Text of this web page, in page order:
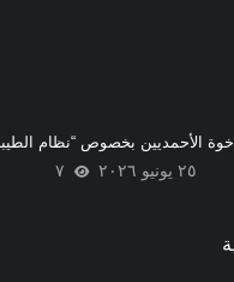
الأحمديين بخصوص “نظام
٢٥ يونيو ٢٠٢٦ ٧